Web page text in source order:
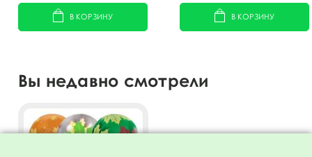
В КОРЗИНУ В КОРЗИНУ
Вы недавно смотрели